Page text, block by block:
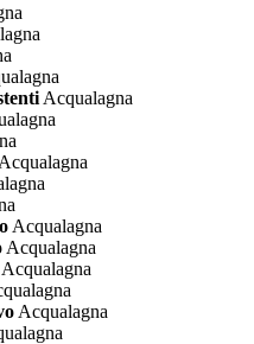
Acqualagna
Acqualagna
Acqualagna
Acqualagna
Acqualagna
Acqualagna